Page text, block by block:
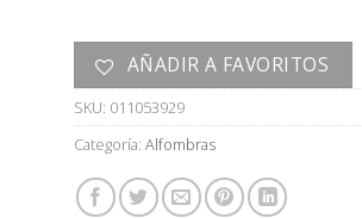
AÑADIR A FAVORITOS
SKU: 011053929
Categoría:Alfombras